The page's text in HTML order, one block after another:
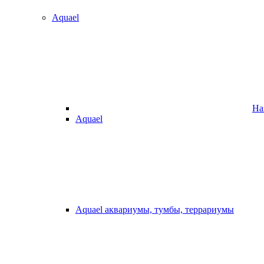
Aquael
Aquael
Aquael аквариумы, тумбы, террариумы